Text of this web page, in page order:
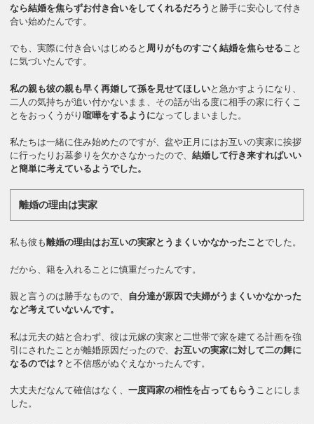
なら結婚を焦らずお付き合いをしてくれるだろう と勝手に安心して付き
合い始めたんです。
でも、実際に付き合いはじめると 周りがものすごく結婚を焦らせること
に気づいたんです。
私の親も彼の親も早く再婚して孫を見せてほしいと急かすようになり、
二人の気持ちが追い付かないまま、その話が出る度に相手の家に行くこ
とをおっくうがり 喧嘩をするようになってしまいました。
私たちは一緒に住み始めたのですが、盆や正月にはお互いの実家に挨拶
に行ったりお墓参りを欠かさなかったので、結婚して行き来すればいい
と簡単に考えているようでした。
離婚の理由は実家
私も彼も離婚の理由はお互いの実家とうまくいかなかったことでした。
だから、籍を入れることに慎重だったんです。
親と言うのは勝手なもので、 自分達が原因で夫婦がうまくいかなかった
など考えていないんです。
私は元夫の姑と合わず、彼は元嫁の実家と二世帯で家を建てる計画を強
引にされたことが離婚原因だったので、 お互いの実家に対して二の舞に
なるのでは？ と不信感がぬぐえなかったんです。
大丈夫だなんて確信はなく、一度両家の相性を占ってもらう ことにしま
した。